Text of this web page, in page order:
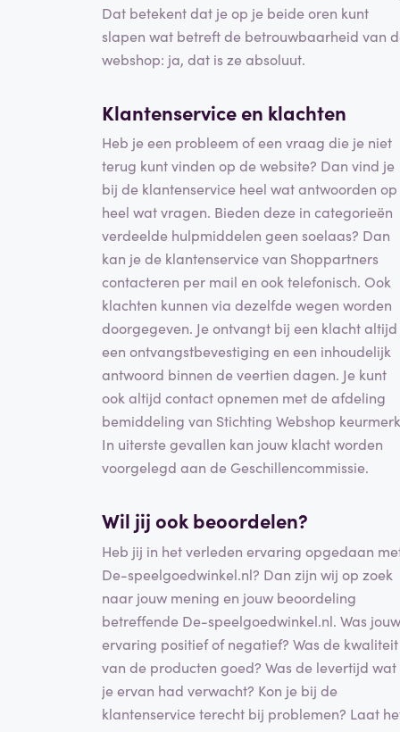
Dat betekent dat je op je beide oren kunt
slapen wat betreft de betrouwbaarheid van
webshop: ja, dat is ze absoluut.
Klantenservice en klachten
Heb je een probleem of een vraag die je niet
terug kunt vinden op de website? Dan vind je
bij de klantenservice heel wat antwoorden op
heel wat vragen. Bieden deze in categorieën
verdeelde hulpmiddelen geen soelaas? Dan
kan je de klantenservice van Shoppartners
contacteren per mail en ook telefonisch. Ook
klachten kunnen via dezelfde wegen worden
doorgegeven. Je ontvangt bij een klacht altijd
een ontvangstbevestiging en een inhoudelijk
antwoord binnen de veertien dagen. Je kunt
ook altijd contact opnemen met de afdeling
bemiddeling van Stichting Webshop
In uiterste gevallen kan jouw klacht worden
voorgelegd aan de Geschillencommissie.
Wil jij ook beoordelen?
Heb jij in het verleden ervaring opgedaan
De-speelgoedwinkel.nl? Dan zijn wij op zoek
naar jouw mening en jouw beoordeling
betreffende De-speelgoedwinkel.nl. Was jouw
ervaring positief of negatief? Was de kwaliteit
van de producten goed? Was de levertijd wat
je ervan had verwacht? Kon je bij de
klantenservice terecht bij problemen? Laat